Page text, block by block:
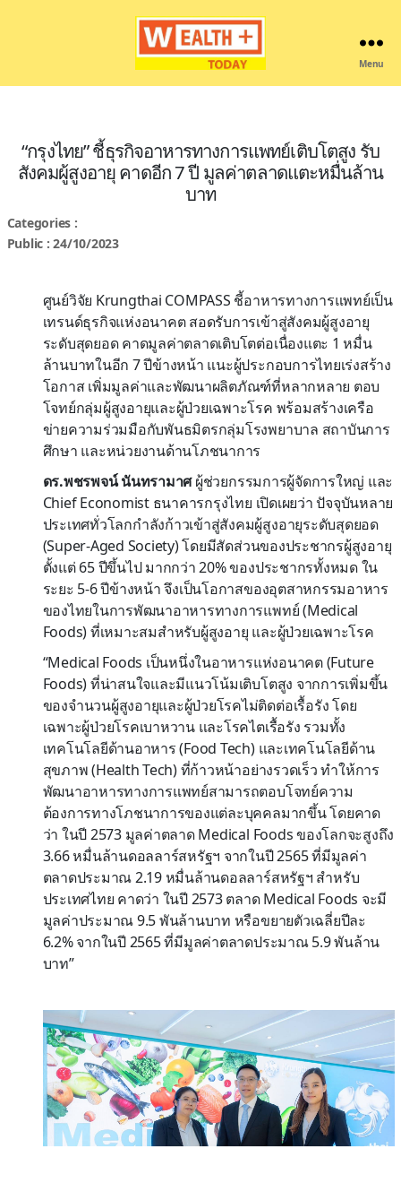
Menu
“กรุงไทย” ชี้ธุรกิจอาหารทางการแพทย์เติบโตสูง รับ
สังคมผู้สูงอายุ คาดอีก 7 ปี มูลค่าตลาดแตะหมื่นล้าน
บาท
Categories :
Public : 24/10/2023
ศูนย์วิจัย Krungthai COMPASS ชี้อาหารทางการแพทย์เป็น
เทรนด์ธุรกิจแห่งอนาคต สอดรับการเข้าสู่สังคมผู้สูงอายุ
ระดับสุดยอด คาดมูลค่าตลาดเติบโตต่อเนื่องแตะ 1 หมื่น
ล้านบาทในอีก 7 ปีข้างหน้า แนะผู้ประกอบการไทยเร่งสร้าง
โอกาส เพิ่มมูลค่าและพัฒนาผลิตภัณฑ์ที่หลากหลาย ตอบ
โจทย์กลุ่มผู้สูงอายุและผู้ป่วยเฉพาะโรค พร้อมสร้างเครือ
ข่ายความร่วมมือกับพันธมิตรกลุ่มโรงพยาบาล สถาบันการ
ศึกษา และหน่วยงานด้านโภชนาการ
ดร.พชรพจน์ นันทรามาศผู้ช่วยกรรมการผู้จัดการใหญ่ และ
Chief Economist ธนาคารกรุงไทย เปิดเผยว่า ปัจจุบันหลาย
ประเทศทั่วโลกกำลังก้าวเข้าสู่สังคมผู้สูงอายุระดับสุดยอด
(Super-Aged Society) โดยมีสัดส่วนของประชากรผู้สูงอายุ
ตั้งแต่ 65 ปีขึ้นไป มากกว่า 20% ของประชากรทั้งหมด ใน
ระยะ 5-6 ปีข้างหน้า จึงเป็นโอกาสของอุตสาหกรรมอาหาร
ของไทยในการพัฒนาอาหารทางการแพทย์ (Medical
Foods) ที่เหมาะสมสำหรับผู้สูงอายุ และผู้ป่วยเฉพาะโรค
“Medical Foods เป็นหนึ่งในอาหารแห่งอนาคต (Future
Foods) ที่น่าสนใจและมีแนวโน้มเติบโตสูง จากการเพิ่มขึ้น
ของจำนวนผู้สูงอายุและผู้ป่วยโรคไม่ติดต่อเรื้อรัง โดย
เฉพาะผู้ป่วยโรคเบาหวาน และโรคไตเรื้อรัง รวมทั้ง
เทคโนโลยีด้านอาหาร (Food Tech) และเทคโนโลยีด้าน
สุขภาพ (Health Tech) ที่ก้าวหน้าอย่างรวดเร็ว ทำให้การ
พัฒนาอาหารทางการแพทย์สามารถตอบโจทย์ความ
ต้องการทางโภชนาการของแต่ละบุคคลมากขึ้น โดยคาด
ว่า ในปี 2573 มูลค่าตลาด Medical Foods ของโลกจะสูงถึง
3.66 หมื่นล้านดอลลาร์สหรัฐฯ จากในปี 2565 ที่มีมูลค่า
ตลาดประมาณ 2.19 หมื่นล้านดอลลาร์สหรัฐฯ สำหรับ
ประเทศไทย คาดว่า ในปี 2573 ตลาด Medical Foods จะมี
มูลค่าประมาณ 9.5 พันล้านบาท หรือขยายตัวเฉลี่ยปีละ
6.2% จากในปี 2565 ที่มีมูลค่าตลาดประมาณ 5.9 พันล้าน
บาท”